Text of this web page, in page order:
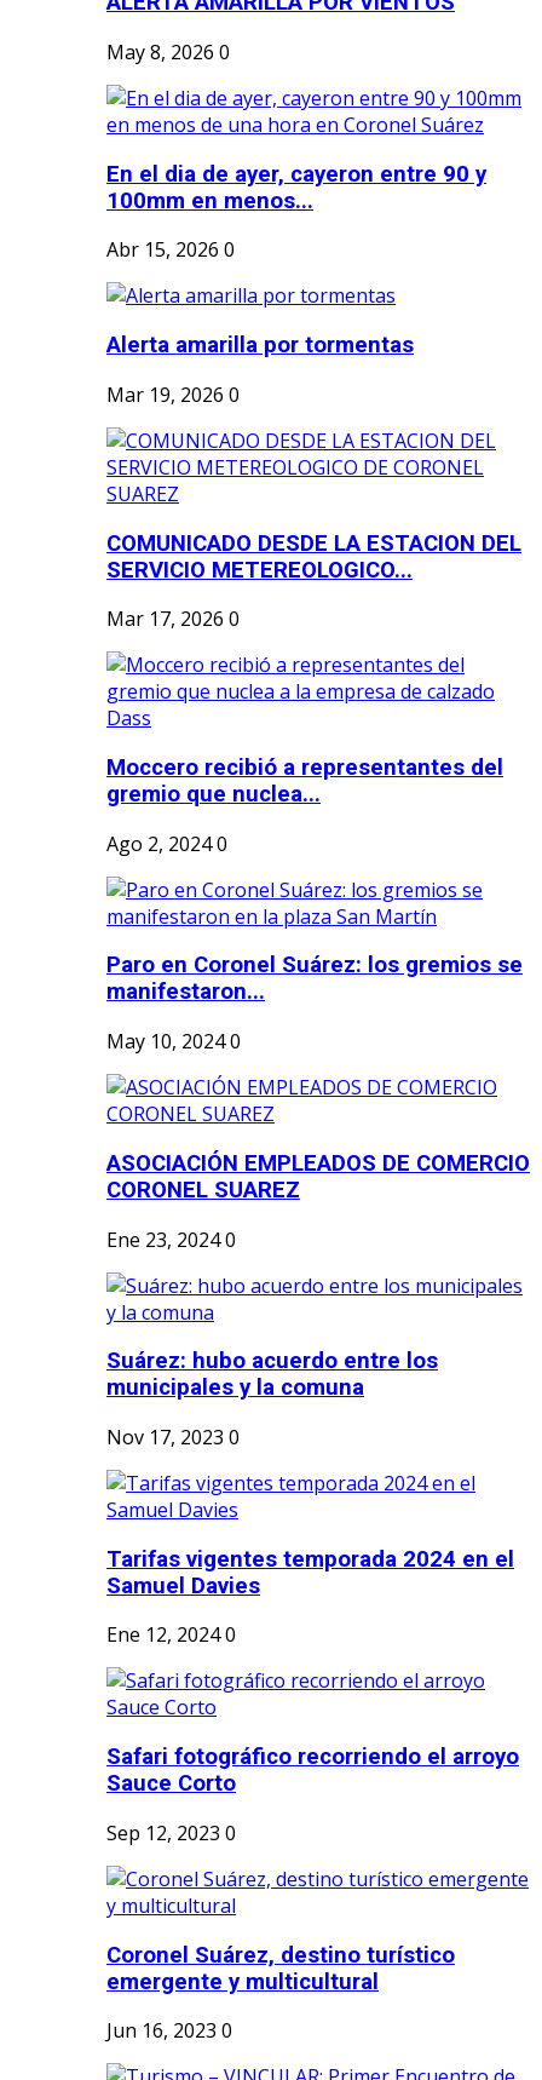
May 8, 2026 0
En el dia de ayer, cayeron entre 90 y
100mm en menos...
Abr 15, 2026 0
Alerta amarilla por tormentas
Mar 19, 2026 0
COMUNICADO DESDE LA ESTACION DEL
SERVICIO METEREOLOGICO...
Mar 17, 2026 0
Moccero recibió a representantes del
gremio que nuclea...
Ago 2, 20240
Paro en Coronel Suárez: los gremios se
manifestaron...
May 10, 20240
ASOCIACIÓN EMPLEADOS DE COMERCIO
CORONEL SUAREZ
Ene 23, 20240
Suárez: hubo acuerdo entre los
municipales y la comuna
Nov 17, 2023 0
Tarifas vigentes temporada 2024 en el
Samuel Davies
Ene 12, 20240
Safari fotográfico recorriendo el arroyo
Sauce Corto
Sep 12, 2023 0
Coronel Suárez, destino turístico
emergente y multicultural
Jun 16, 2023 0